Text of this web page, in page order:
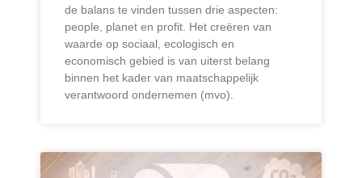
de balans te vinden tussen drie aspecten:
people, planet en profit. Het creëren van
waarde op sociaal, ecologisch en
economisch gebied is van uiterst belang
binnen het kader van maatschappelijk
verantwoord ondernemen (mvo).